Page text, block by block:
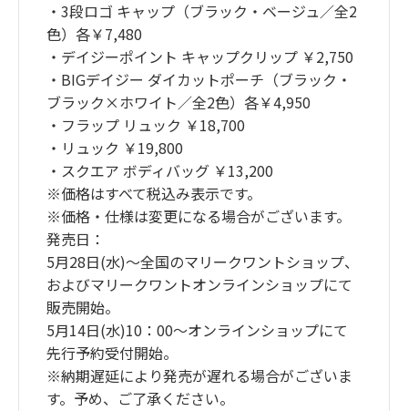
・3段ロゴ キャップ（ブラック・ベージュ／全2
色）各￥7,480
・デイジーポイント キャップクリップ ￥2,750
・BIGデイジー ダイカットポーチ（ブラック・
ブラック×ホワイト／全2色）各￥4,950
・フラップ リュック ￥18,700
・リュック ￥19,800
・スクエア ボディバッグ ￥13,200
※価格はすべて税込み表示です。
※価格・仕様は変更になる場合がございます。
発売日：
5月28日(水)〜全国のマリークワントショップ、
およびマリークワントオンラインショップにて
販売開始。
5月14日(水)10：00〜オンラインショップにて
先行予約受付開始。
※納期遅延により発売が遅れる場合がございま
す。予め、ご了承ください。